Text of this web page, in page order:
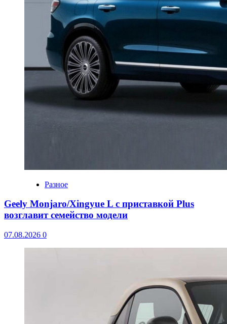
Разное
Geely Monjaro/Xingyue L с приставкой Plus
возглавит семейство модели
07.08.2026 0